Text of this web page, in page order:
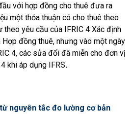
với hợp đồng cho thuê đưa ra
một thỏa thuận có cho thuê theo
theo yêu cầu của IFRIC 4 Xác định
đồng thuê, nhưng vào một ngày
4, các sửa đổi đã miễn cho đơn vị
khi áp dụng IFRS.
nguyên tắc đo lường cơ bản